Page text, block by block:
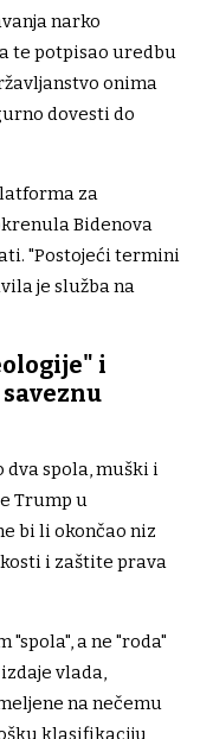
narko
te potpisao uredbu
onima
dovesti do
za
Bidenova
"Postojeći termini
je služba na
i
dva spola, muški i
Trump u
bi li okončao niz
i zaštite prava
a ne "roda"
vlada,
na nečemu
klasifikaciju